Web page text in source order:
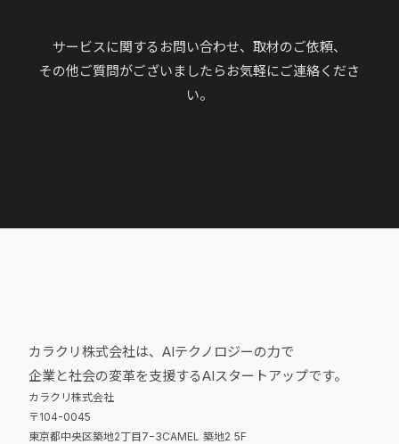
サービスに関するお問い合わせ、取材のご依頼、
その他ご質問がございましたらお気軽にご連絡くださ
い。
カラクリ株式会社は、AIテクノロジーの力で
企業と社会の変革を支援するAIスタートアップです。
カラクリ株式会社
〒104-0045
東京都中央区築地2丁目7−3CAMEL 築地2 5F